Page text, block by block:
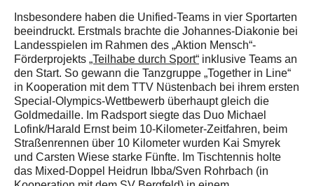
Insbesondere haben die Unified-Teams in vier Sportarten
beeindruckt. Erstmals brachte die Johannes-Diakonie bei
Landesspielen im Rahmen des „Aktion Mensch“-
Förderprojekts„Teilhabe durch Sport“ inklusive Teams an
den Start. So gewann die Tanzgruppe „Together in Line“
in Kooperation mit dem TTV Nüstenbach bei ihrem ersten
Special-Olympics-Wettbewerb überhaupt gleich die
Goldmedaille. Im Radsport siegte das Duo Michael
Lofink/Harald Ernst beim 10-Kilometer-Zeitfahren, beim
Straßenrennen über 10 Kilometer wurden Kai Smyrek
und Carsten Wiese starke Fünfte. Im Tischtennis holte
das Mixed-Doppel Heidrun Ibba/Sven Rohrbach (in